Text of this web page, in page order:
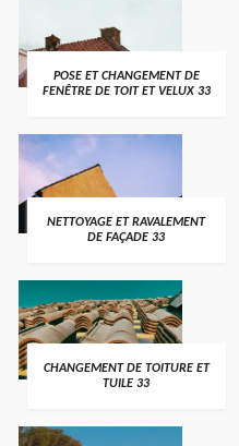
POSE ET CHANGEMENT DE
FENÊTRE DE TOIT ET VELUX 33
NETTOYAGE ET RAVALEMENT
DE FAÇADE 33
CHANGEMENT DE TOITURE ET
TUILE 33